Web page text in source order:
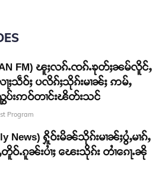
FM) ၽူႈလၵ်ႉၸၵ်ႉၶုတ်ႈၼမ်လိူင်ႇ
ႈသဵဝ်ႈ ပလိၵ်ႈသိုၵ်းမၢၼ်ႈ ဢမ်ႇ
ပ်းဢဝ်တၢင်းၽိတ်းသင်
Program
News) ႁိူဝ်းမိၼ်သိုၵ်းမၢၼ်ႈပွႆႇမၢၵ်ႇ
ဝ်ႉၵူၼ်းပၢႆႈ ၽေးသိုၵ်း တၢႆၵေႃႉၼို